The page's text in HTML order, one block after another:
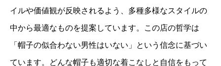
イルや価値観が反映されるよう、多種多様なスタイルの
中から最適なものを提案しています。この店の哲学は
「帽子の似合わない男性はいない」という信念に基づい
ています。どんな帽子も適切な着こなしと自信をもって